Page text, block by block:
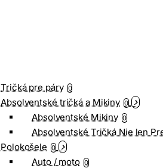
Tričká pre páry 0
Absolventské tričká a Mikiny 0
Absolventské Mikiny 0
Absolventské Tričká Nie len
Polokošele 0
Auto / moto 0